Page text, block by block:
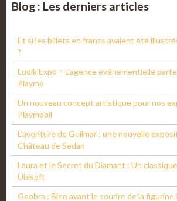
Blog : Les derniers articles
Et si les billets en francs avaient été
?
Ludik'Expo – L'agence événementielle
Playmo
Un nouveau concept artistique pour nos
Playmobil
L'aventure de Guilmar : une nouvelle
Château de Sedan
Laura et le Secret du Diamant : Un
Ubisoft
Geobra : Bien avant le sourire de la figurine